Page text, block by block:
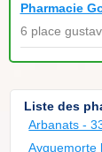
Pharmacie
6 place
Liste des
Arbanats -
Ayguemorte